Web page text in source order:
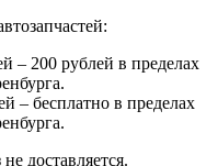
– 200 рублей в пределах
– бесплатно в пределах
доставляется.